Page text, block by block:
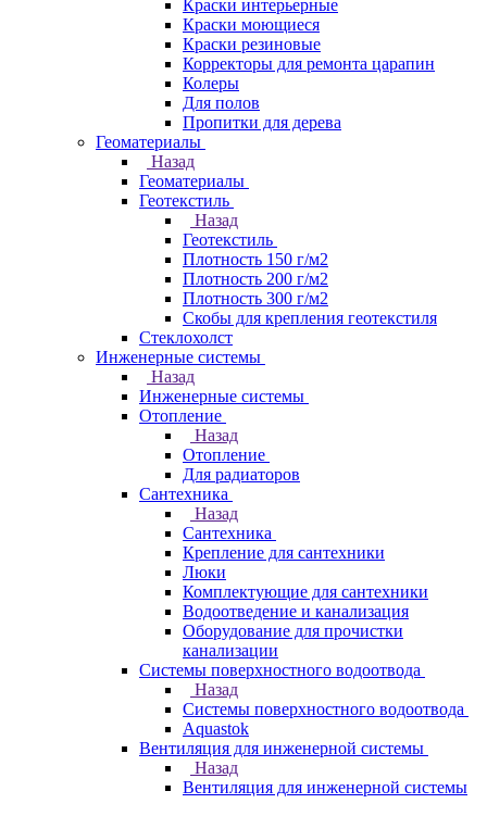
Краски интерьерные
Краски моющиеся
Краски резиновые
Корректоры для ремонта царапин
Колеры
Для полов
Пропитки для дерева
Геоматериалы
Назад
Геоматериалы
Геотекстиль
Назад
Геотекстиль
Плотность 150 г/м2
Плотность 200 г/м2
Плотность 300 г/м2
Скобы для крепления геотекстиля
Стеклохолст
Инженерные системы
Назад
Инженерные системы
Отопление
Назад
Отопление
Для радиаторов
Сантехника
Назад
Сантехника
Крепление для сантехники
Люки
Комплектующие для сантехники
Водоотведение и канализация
Оборудование для прочистки
канализации
Системы поверхностного водоотвода
Назад
Системы поверхностного водоотвода
Aquastok
Вентиляция для инженерной системы
Назад
Вентиляция для инженерной системы